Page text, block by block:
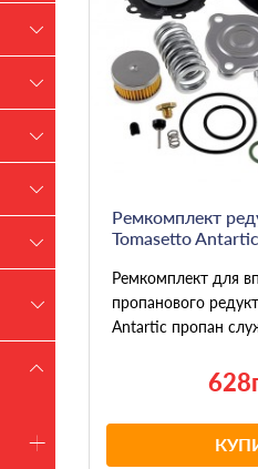
Ремкомплект
Tomasetto
Ремкомплект для
пропанового
Antartic пропан